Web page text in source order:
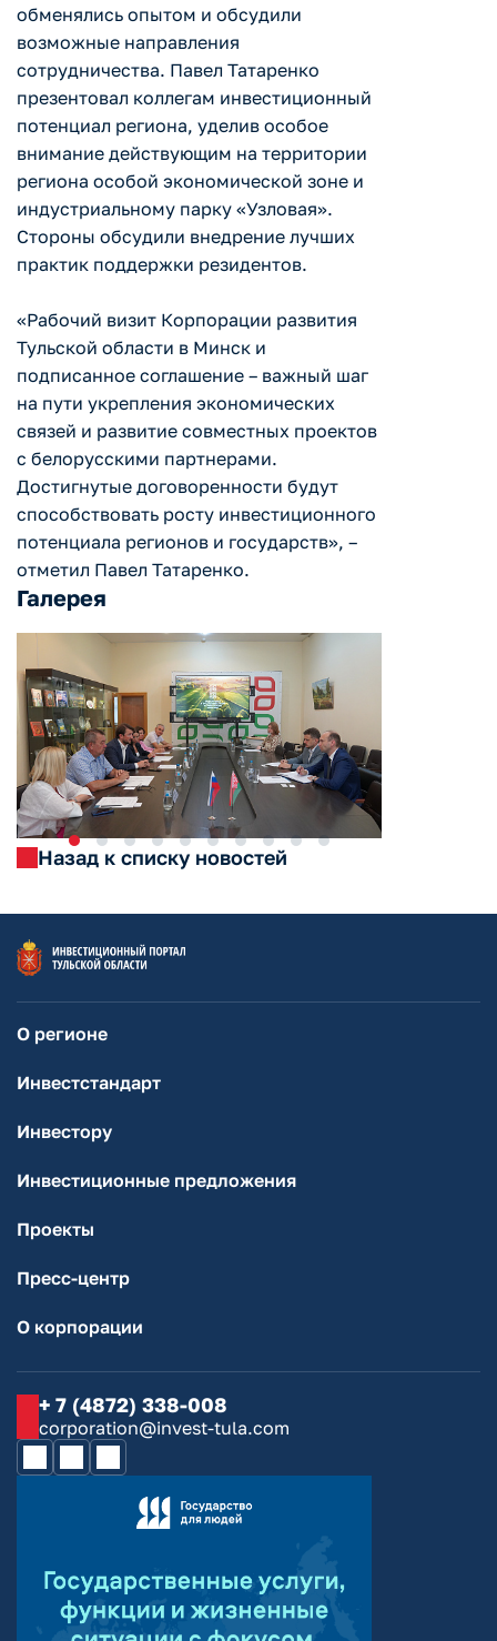
обменялись опытом и обсудили
возможные направления
сотрудничества. Павел Татаренко
презентовал коллегам инвестиционный
потенциал региона, уделив особое
внимание действующим на территории
региона особой экономической зоне и
индустриальному парку «Узловая».
Стороны обсудили внедрение лучших
практик поддержки резидентов.
«Рабочий визит Корпорации развития
Тульской области в Минск и
подписанное соглашение – важный шаг
на пути укрепления экономических
связей и развитие совместных проектов
с белорусскими партнерами.
Достигнутые договоренности будут
способствовать росту инвестиционного
потенциала регионов и государств», –
отметил Павел Татаренко.
Галерея
Назад к списку новостей
О регионе
Инвестстандарт
Инвестору
Инвестиционные предложения
Проекты
Пресс-центр
О корпорации
+ 7 (4872) 338-008
corporation@invest-tula.com